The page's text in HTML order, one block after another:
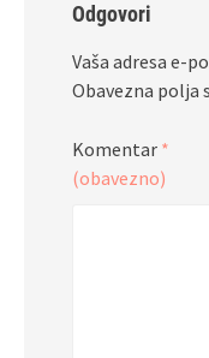
Odgovori
Vaša adresa e-
Obavezna polja
Komentar *
(obavezno)